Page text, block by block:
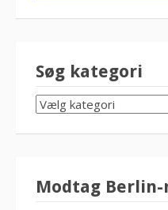
Søg kategori
SØG
KATEGORI
Modtag